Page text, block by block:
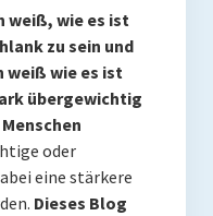
weiß, wie es ist
zu sein und
weiß wie es ist
übergewichtig
oder
eine stärkere
Dieses Blog